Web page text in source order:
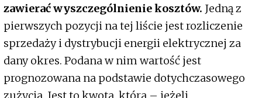
zawierać wyszczególnienie kosztów. Jedną z
pierwszych pozycji na tej liście jest rozliczenie
sprzedaży i dystrybucji energii elektrycznej za
dany okres. Podana w nim wartość jest
prognozowana na podstawie dotychczasowego